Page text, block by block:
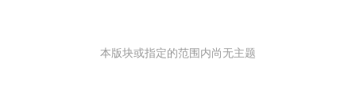
本版块或指定的范围内尚无主题